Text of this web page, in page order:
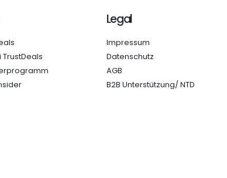
Legal
Impressum
Datenschutz
AGB
B2B Unterstützung/ NTD